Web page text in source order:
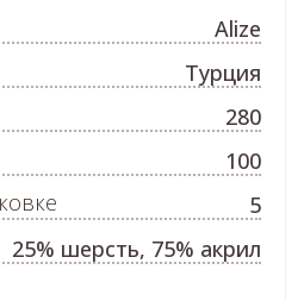
Alize
Турция
280
100
5
25% шерсть, 75% акрил